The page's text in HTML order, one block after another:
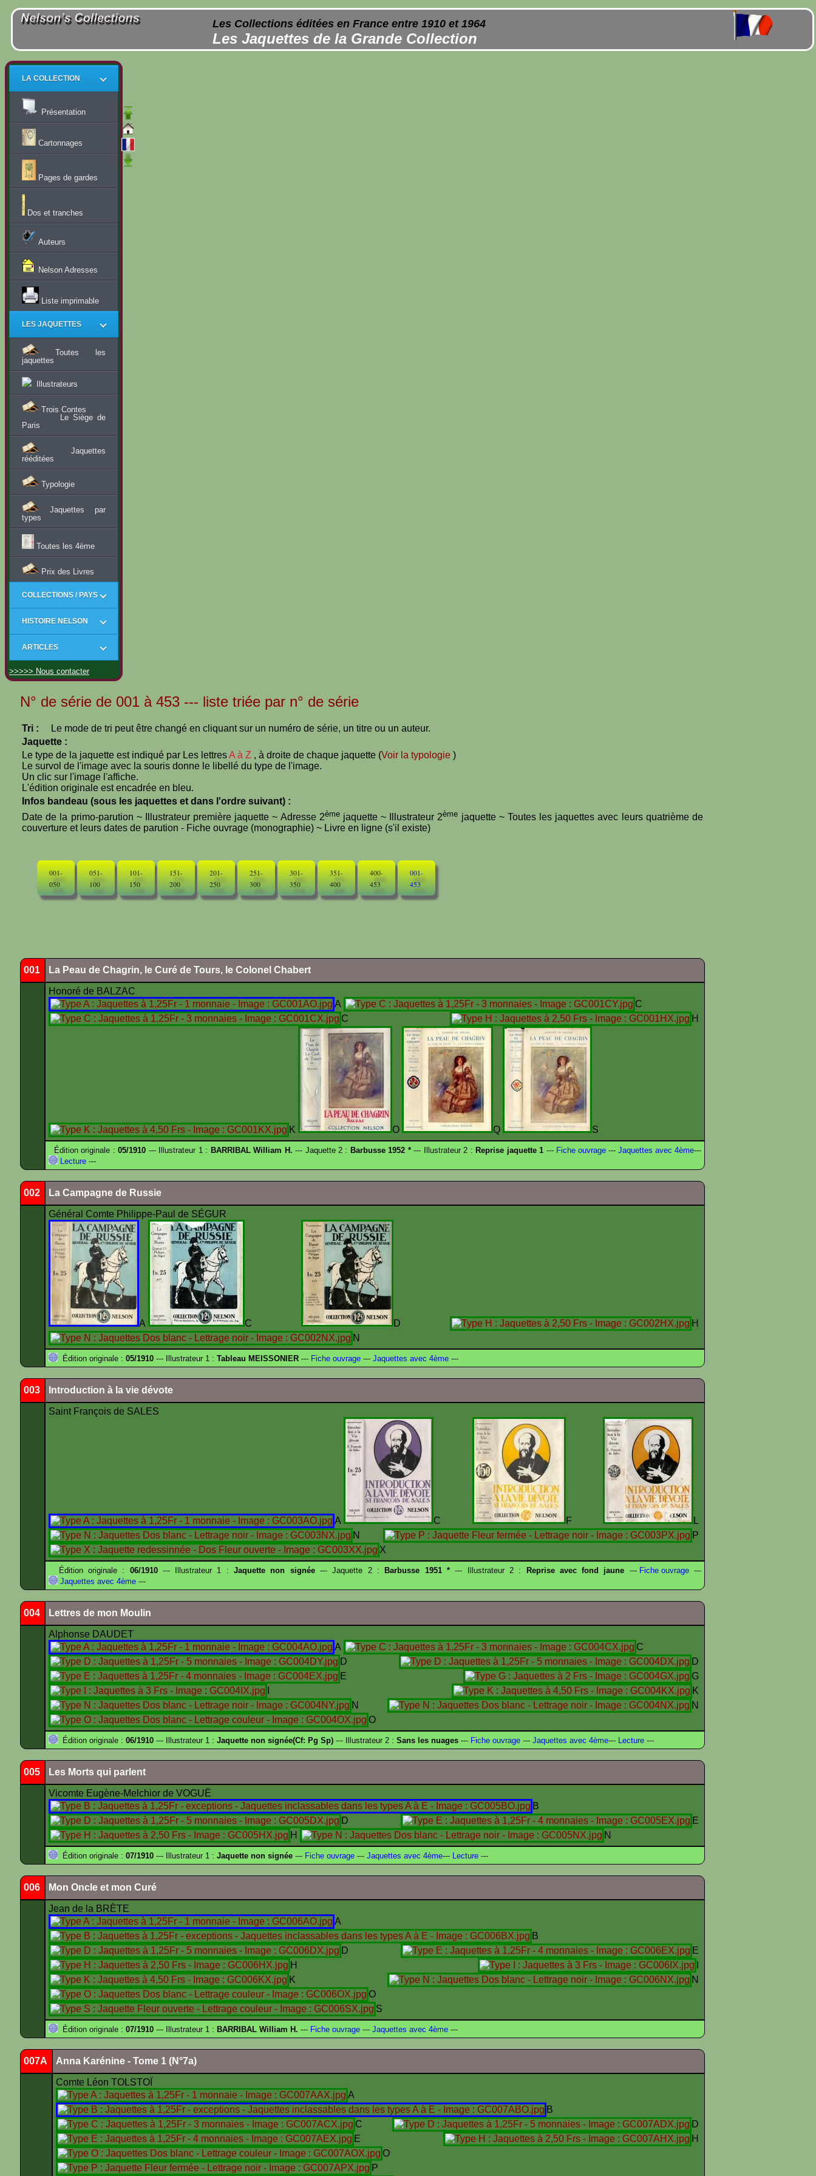
Les Collections éditées en France entre 1910 et 1964
Les Jaquettes de la Grande Collection
LA COLLECTION
Présentation
Cartonnages
Pages de gardes
Dos et tranches
Auteurs
Nelson Adresses
Liste imprimable
LES JAQUETTES
Toutes les
jaquettes
Illustrateurs
Trois Contes
Le Siège de
Paris
Jaquettes
rééditées
Typologie
Jaquettes par
types
Toutes les 4ème
Prix des Livres
COLLECTIONS / PAYS
HISTOIRE NELSON
ARTICLES
>>>>> Nous contacter
N° de série de 001 à 453 --- liste triée par n° de série
Tri :
Le mode de tri peut être changé en cliquant sur un numéro de série, un titre ou un auteur.
Jaquette :
Le type de la jaquette est indiqué par Les lettresA à Z , à droite de chaque jaquette (Voir la typologie )
Le survol de l'image avec la souris donne le libellé du type de l'image.
Un clic sur l'image l'affiche.
L'édition originale est encadrée en bleu.
Infos bandeau (sous les jaquettes et dans l'ordre suivant) :
Date de la primo-parution ~ Illustrateur première jaquette ~ Adresse 2èmejaquette ~ Illustrateur 2ème jaquette ~ Toutes les jaquettes avec leurs quatrième de
couverture et leurs dates de parution - Fiche ouvrage (monographie) ~ Livre en ligne (s'il existe)
001-
050
051-
100
101-
150
151-
200
201-
250
251-
300
301-
350
351-
400
400-
453
001-
453
001 La Peau de Chagrin, le Curé de Tours, le Colonel Chabert
Honoré de BALZAC
A
C
C
H
K O Q S
Édition originale :05/1910 --- Illustrateur 1 : BARRIBAL William H. --- Jaquette 2 : Barbusse 1952 *--- Illustrateur 2 : Reprise jaquette 1 ---Fiche ouvrage--- Jaquettes avec 4ème---
Lecture ---
002 La Campagne de Russie
Général Comte Philippe-Paul de SÉGUR
A C D
H
N
Édition originale : 05/1910 --- Illustrateur 1 : Tableau MEISSONIER --- Fiche ouvrage --- Jaquettes avec 4ème ---
003 Introduction à la vie dévote
Saint François de SALES
A C F
L
N
P
X
Édition originale : 06/1910--- Illustrateur 1 :Jaquette non signée--- Jaquette 2 : Barbusse 1951 *--- Illustrateur 2 : Reprise avec fond jaune ---Fiche ouvrage---
Jaquettes avec 4ème ---
004 Lettres de mon Moulin
Alphonse DAUDET
A
C
D
D
E
G
K
N
N
O
Édition originale : 06/1910 --- Illustrateur 1 : Jaquette non signée(Cf: Pg Sp) --- Illustrateur 2 : Sans les nuages --- Fiche ouvrage --- Jaquettes avec 4ème--- Lecture ---
005 Les Morts qui parlent
Vicomte Eugène-Melchior de VOGUË
B
D
E
H
N
Édition originale : 07/1910 --- Illustrateur 1 : Jaquette non signée --- Fiche ouvrage --- Jaquettes avec 4ème--- Lecture ---
006 Mon Oncle et mon Curé
Jean de la BRÈTE
A
B
D
E
H
K
N
O
S
Édition originale : 07/1910 --- Illustrateur 1 : BARRIBAL William H. --- Fiche ouvrage --- Jaquettes avec 4ème ---
007A Anna Karénine - Tome 1 (N°7a)
Comte Léon TOLSTOÏ
A
B
C
D
E
H
O
P